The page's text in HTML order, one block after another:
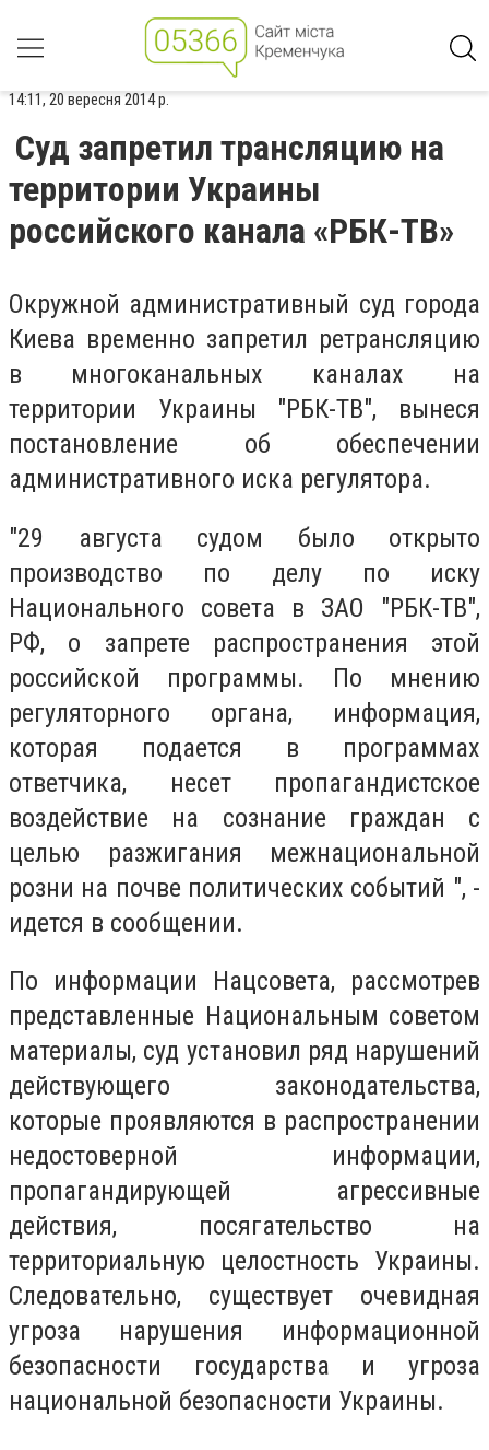
14:11, 20 вересня 2014 р.
Суд запретил трансляцию на
территории Украины
российского канала «РБК-ТВ»
Окружной административный суд города
Киева временно запретил ретрансляцию
в многоканальных каналах на
территории Украины "РБК-ТВ", вынеся
постановление об обеспечении
административного иска регулятора.
"29 августа судом было открыто
производство по делу по иску
Национального совета в ЗАО "РБК-ТВ",
РФ, о запрете распространения этой
российской программы. По мнению
регуляторного органа, информация,
которая подается в программах
ответчика, несет пропагандистское
воздействие на сознание граждан с
целью разжигания межнациональной
розни на почве политических событий ", -
идется в сообщении.
По информации Нацсовета, рассмотрев
представленные Национальным советом
материалы, суд установил ряд нарушений
действующего законодательства,
которые проявляются в распространении
недостоверной информации,
пропагандирующей агрессивные
действия, посягательство на
территориальную целостность Украины.
Следовательно, существует очевидная
угроза нарушения информационной
безопасности государства и угроза
национальной безопасности Украины.